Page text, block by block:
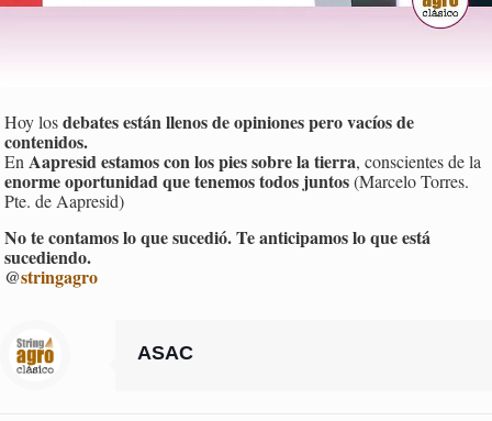
Hoy losdebates están llenos de opiniones pero vacíos de
contenidos.
EnAapresid estamos con los pies sobre la tierra, conscientes de la
enorme oportunidad que tenemos todos juntos(Marcelo Torres.
Pte. de Aapresid)
No te contamos lo que sucedió. Te anticipamos lo que está
sucediendo.
@stringagro
ASAC